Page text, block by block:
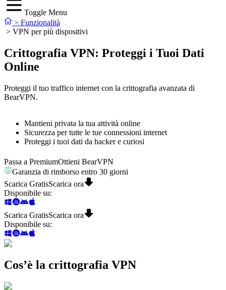
Toggle Menu
> Funzionalità
> VPN per più dispositivi
Crittografia VPN: Proteggi i Tuoi Dati
Online
Proteggi il tuo traffico internet con la crittografia avanzata di
BearVPN.
Mantieni privata la tua attività online
Sicurezza per tutte le tue connessioni internet
Proteggi i tuoi dati da hacker e curiosi
Passa a PremiumOttieni BearVPN
Garanzia di rimborso entro 30 giorni
Scarica GratisScarica ora
Disponibile su:
Scarica GratisScarica ora
Disponibile su:
Cos’è la crittografia VPN